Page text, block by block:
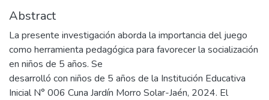
Abstract
La presente investigación aborda la importancia del juego
como herramienta pedagógica para favorecer la socialización
en niños de 5 años. Se
desarrolló con niños de 5 años de la Institución Educativa
Inicial N° 006 Cuna Jardín Morro Solar-Jaén, 2024. El